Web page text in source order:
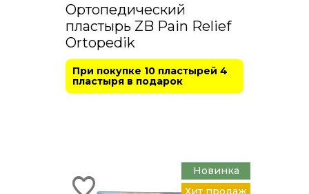
Ортопедический
пластырь ZB Pain Relief
Ortopedik
При покупке 10 пластырей 4
пластыря в подарок
Новинка
Хит продаж